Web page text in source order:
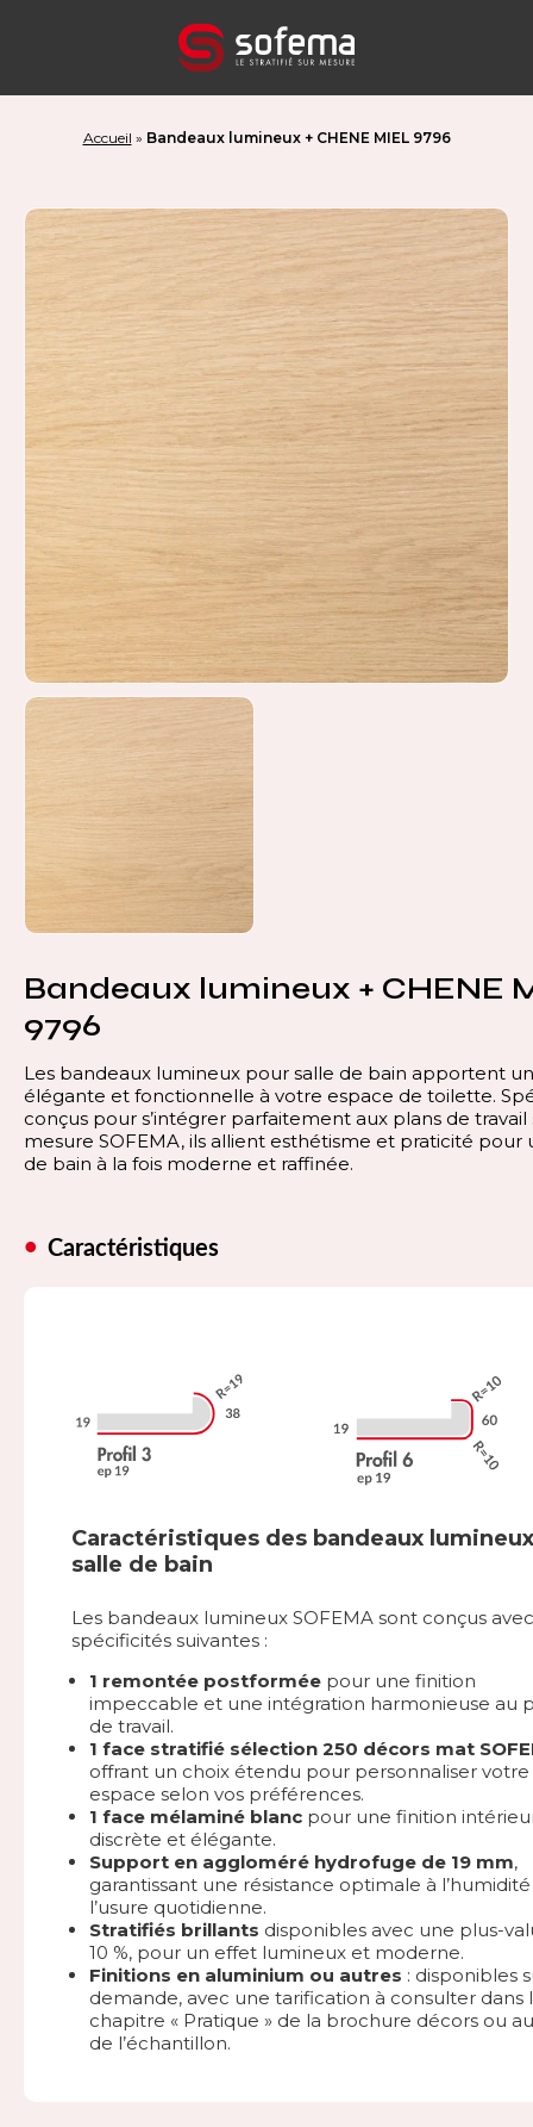
Accueil » Bandeaux lumineux + CHENE MIEL 9796
Bandeaux lumineux + CHENE
9796
Les bandeaux lumineux pour salle de bain apportent
élégante et fonctionnelle à votre espace de toilette.
conçus pour s’intégrer parfaitement aux plans de travail
mesure SOFEMA, ils allient esthétisme et praticité pour
de bain à la fois moderne et raffinée.
Caractéristiques
Caractéristiques des bandeaux lumineux
salle de bain
Les bandeaux lumineux SOFEMA sont conçus
spécificités suivantes :
1 remontée postformée pour une finition
impeccable et une intégration harmonieuse au
de travail.
1 face stratifié sélection 250 décors mat
offrant un choix étendu pour personnaliser votre
espace selon vos préférences.
1 face mélaminé blanc pour une finition
discrète et élégante.
Support en aggloméré hydrofuge de 19 mm,
garantissant une résistance optimale à
l’usure quotidienne.
Stratifiés brillants disponibles avec une plus-
10 %, pour un effet lumineux et moderne.
Finitions en aluminium ou autres : disponibles
demande, avec une tarification à consulter dans
chapitre « Pratique » de la brochure décors ou
de l’échantillon.